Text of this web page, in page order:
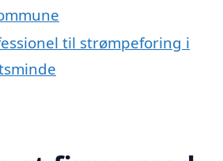
til strømpeforing i